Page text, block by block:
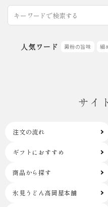
人気ワード 澱粉の旨味 細
サイ
注文の流れ
ギフトにおすすめ
商品から探す
氷見うどん高岡屋本舗